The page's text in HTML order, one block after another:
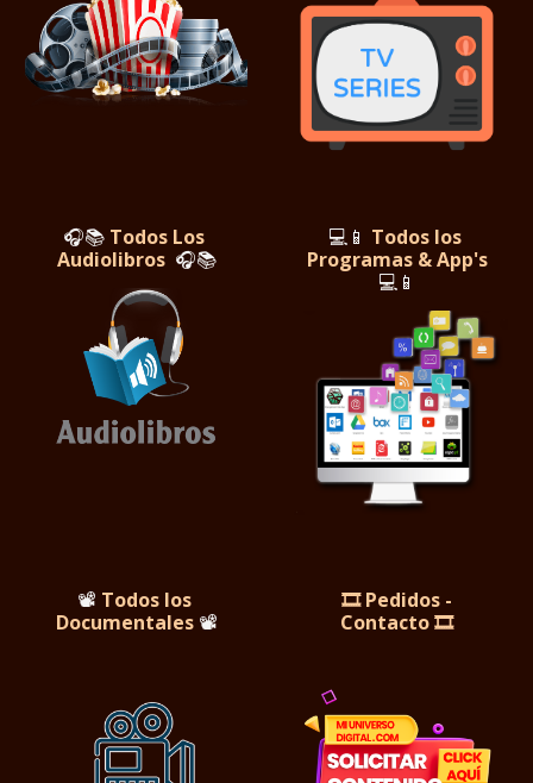
🎧📚 Todos Los
Audiolibros 🎧📚
💻📱 Todos los
Programas & App's
💻📱
📽️ Todos los
Documentales 📽️
🎞️ Pedidos -
Contacto 🎞️